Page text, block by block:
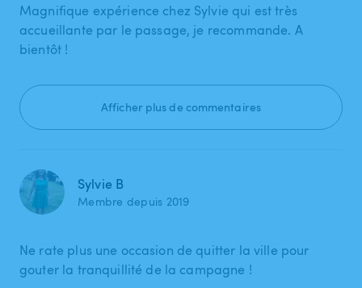
Magnifique expérience chez Sylvie qui est très
accueillante par le passage, je recommande. A
bientôt !
Afficher plus de commentaires
Sylvie B
Membre depuis 2019
Ne rate plus une occasion de quitter la ville pour
gouter la tranquillité de la campagne !